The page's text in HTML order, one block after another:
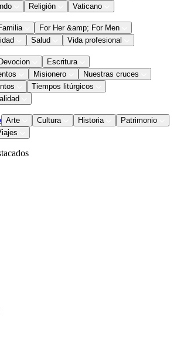
Religión Vaticano
For Her &amp; For Men
Salud Vida profesional
Devocion
Escritura
Misionero
Nuestras cruces
Tiempos litúrgicos
Arte Cultura Historia
Patrimonio